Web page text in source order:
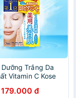
Trắng Da
Vitamin C Kose
179.000 đ